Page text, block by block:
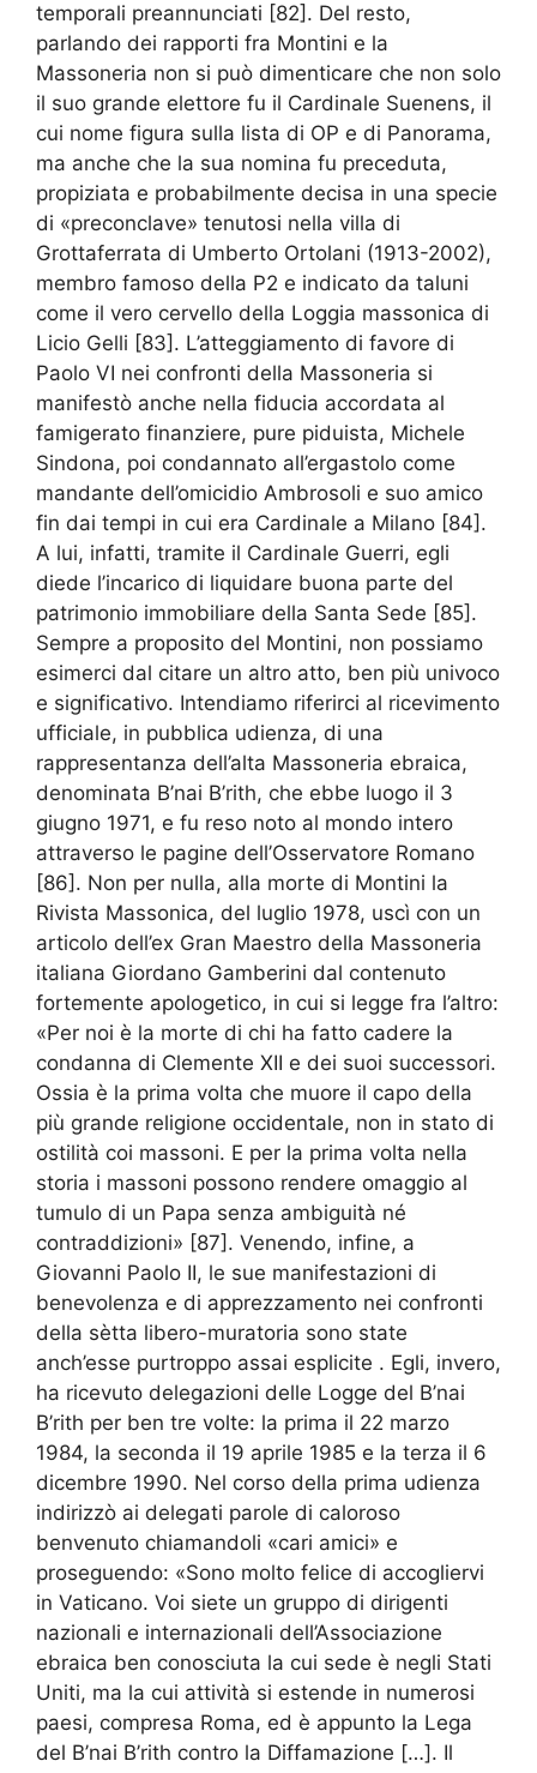
temporali preannunciati [82]. Del resto,
parlando dei rapporti fra Montini e la
Massoneria non si può dimenticare che non solo
il suo grande elettore fu il Cardinale Suenens, il
cui nome figura sulla lista di OP e di Panorama,
ma anche che la sua nomina fu preceduta,
propiziata e probabilmente decisa in una specie
di «preconclave» tenutosi nella villa di
Grottaferrata di Umberto Ortolani (1913-2002),
membro famoso della P2 e indicato da taluni
come il vero cervello della Loggia massonica di
Licio Gelli [83]. L’atteggiamento di favore di
Paolo VI nei confronti della Massoneria si
manifestò anche nella fiducia accordata al
famigerato finanziere, pure piduista, Michele
Sindona, poi condannato all’ergastolo come
mandante dell’omicidio Ambrosoli e suo amico
fin dai tempi in cui era Cardinale a Milano [84].
A lui, infatti, tramite il Cardinale Guerri, egli
diede l’incarico di liquidare buona parte del
patrimonio immobiliare della Santa Sede [85].
Sempre a proposito del Montini, non possiamo
esimerci dal citare un altro atto, ben più univoco
e significativo. Intendiamo riferirci al ricevimento
ufficiale, in pubblica udienza, di una
rappresentanza dell’alta Massoneria ebraica,
denominata B’nai B’rith, che ebbe luogo il 3
giugno 1971, e fu reso noto al mondo intero
attraverso le pagine dell’Osservatore Romano
[86]. Non per nulla, alla morte di Montini la
Rivista Massonica, del luglio 1978, uscì con un
articolo dell’ex Gran Maestro della Massoneria
italiana Giordano Gamberini dal contenuto
fortemente apologetico, in cui si legge fra l’altro:
«Per noi è la morte di chi ha fatto cadere la
condanna di Clemente XII e dei suoi successori.
Ossia è la prima volta che muore il capo della
più grande religione occidentale, non in stato di
ostilità coi massoni. E per la prima volta nella
storia i massoni possono rendere omaggio al
tumulo di un Papa senza ambiguità né
contraddizioni» [87]. Venendo, infine, a
Giovanni Paolo II, le sue manifestazioni di
benevolenza e di apprezzamento nei confronti
della sètta libero-muratoria sono state
anch’esse purtroppo assai esplicite . Egli, invero,
ha ricevuto delegazioni delle Logge del B’nai
B’rith per ben tre volte: la prima il 22 marzo
1984, la seconda il 19 aprile 1985 e la terza il 6
dicembre 1990. Nel corso della prima udienza
indirizzò ai delegati parole di caloroso
benvenuto chiamandoli «cari amici» e
proseguendo: «Sono molto felice di accogliervi
in Vaticano. Voi siete un gruppo di dirigenti
nazionali e internazionali dell’Associazione
ebraica ben conosciuta la cui sede è negli Stati
Uniti, ma la cui attività si estende in numerosi
paesi, compresa Roma, ed è appunto la Lega
del B’nai B’rith contro la Diffamazione […]. Il